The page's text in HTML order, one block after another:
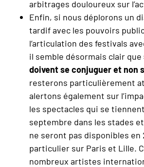
arbitrages douloureux sur
Enfin, si nous déplorons un
tardif avec les pouvoirs
l’articulation des festivals
il semble désormais clair que
doivent se conjuguer et non
resterons particulièrement
alertons également sur
les spectacles qui se
septembre dans les stades
ne seront pas disponibles en
particulier sur Paris et Lille.
nombreux artistes